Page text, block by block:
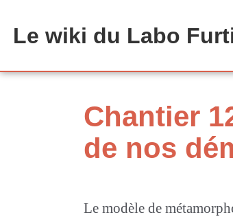
Le wiki du Labo
Chantier
de nos
Le modèle de